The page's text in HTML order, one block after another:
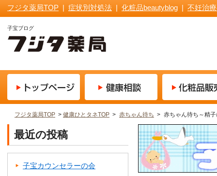
フジタ薬局TOP | 症状別対処法 | 化粧品beautyblog | 不妊治
子宝ブログ
フジタ薬局TOP > 健康ひとタネTOP > 赤ちゃん待ち > 赤ちゃん待ち～精
最近の投稿
子宝カウンセラーの会